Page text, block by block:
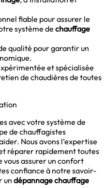
fiable pour assurer le
système de chauffage
qualité pour garantir un
et spécialisée
de chaudières de toutes
avec votre système de
de chauffagistes
Nous avons l’expertise
réparer rapidement toutes
vous assurer un confort
confiance à notre savoir-
un dépannage chauffage